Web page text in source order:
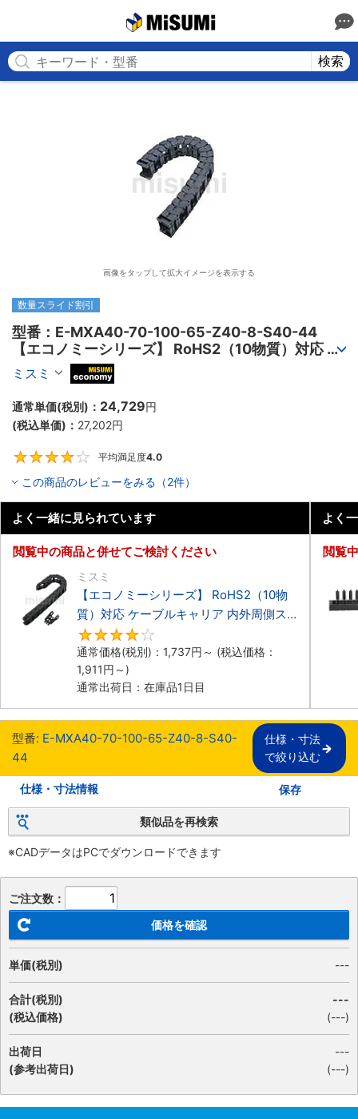
検索
画像をタップして拡大イメージを表示する
数量スライド割引
型番：E-MXA40-70-100-65-Z40-8-S40-44
【エコノミーシリーズ】 RoHS2（10物質）対応 ケ
ーブルキャリア 低発塵・低騒音タイプ
ミスミ
通常単価(税別)： 24,729円
(税込単価)： 27,202円
平均満足度4.0
この商品のレビューをみる（2件）
よく一緒に見られています
閲覧中の商品と併せてご検討ください
ミスミ
【エコノミーシリーズ】 RoHS2（10物
質）対応 ケーブルキャリア 内外周側ス
ナップ開閉タイプ
通常価格(税別)： 1,737円 ～ (税込価格：
1,911円 ～)
通常出荷日：在庫品1日目
よく
閲覧
型番: E-MXA40-70-100-65-Z40-8-S40-
44
仕様・寸法
で絞り込む
仕様・寸法情報 保存
類似品を再検索
※CADデータはPCでダウンロードできます
ご注文数：
価格を確認
単価(税別) ---
合計(税別)
(税込価格)
---
(---)
出荷日
(参考出荷日)
---
(---)